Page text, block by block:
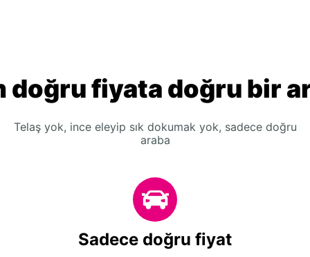
doğru fiyata doğru bir
Telaş yok, ince eleyip sık dokumak yok, sadece doğru
araba
Sadece doğru fiyat